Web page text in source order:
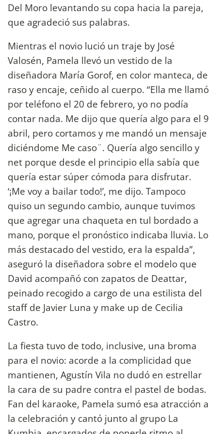
Del Moro levantando su copa hacia la pareja,
que agradeció sus palabras.
Mientras el novio lució un traje by José
Valosén, Pamela llevó un vestido de la
diseñadora María Gorof, en color manteca, de
raso y encaje, ceñido al cuerpo. “Ella me llamó
por teléfono el 20 de febrero, yo no podía
contar nada. Me dijo que quería algo para el 9
abril, pero cortamos y me mandó un mensaje
diciéndome Me caso¨. Quería algo sencillo y
net porque desde el principio ella sabía que
quería estar súper cómoda para disfrutar.
‘¡Me voy a bailar todo!’, me dijo. Tampoco
quiso un segundo cambio, aunque tuvimos
que agregar una chaqueta en tul bordado a
mano, porque el pronóstico indicaba lluvia. Lo
más destacado del vestido, era la espalda”,
aseguró la diseñadora sobre el modelo que
David acompañó con zapatos de Deattar,
peinado recogido a cargo de una estilista del
staff de Javier Luna y make up de Cecilia
Castro.
La fiesta tuvo de todo, inclusive, una broma
para el novio: acorde a la complicidad que
mantienen, Agustín Vila no dudó en estrellar
la cara de su padre contra el pastel de bodas.
Fan del karaoke, Pamela sumó esa atracción a
la celebración y cantó junto al grupo La